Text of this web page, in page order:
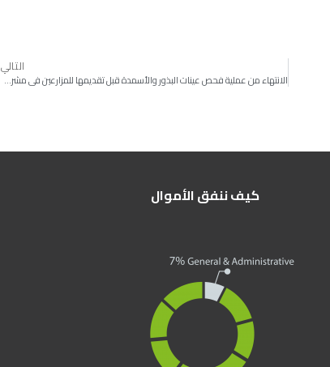
التالي
الانتهاء من عملية فحص عينات البذور والأسمدة قبل تقديمها للمزارعين في مشروع الزراعات البينية
كيف ننفق الأموال